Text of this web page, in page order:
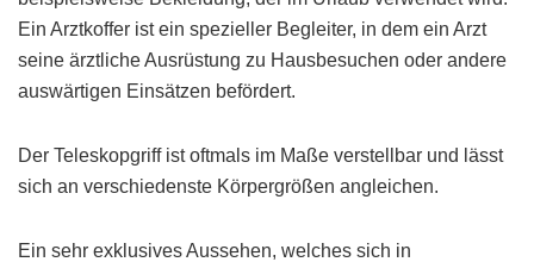
Ein Arztkoffer ist ein spezieller Begleiter, in dem ein Arzt
seine ärztliche Ausrüstung zu Hausbesuchen oder andere
auswärtigen Einsätzen befördert.
Der Teleskopgriff ist oftmals im Maße verstellbar und lässt
sich an verschiedenste Körpergrößen angleichen.
Ein sehr exklusives Aussehen, welches sich in